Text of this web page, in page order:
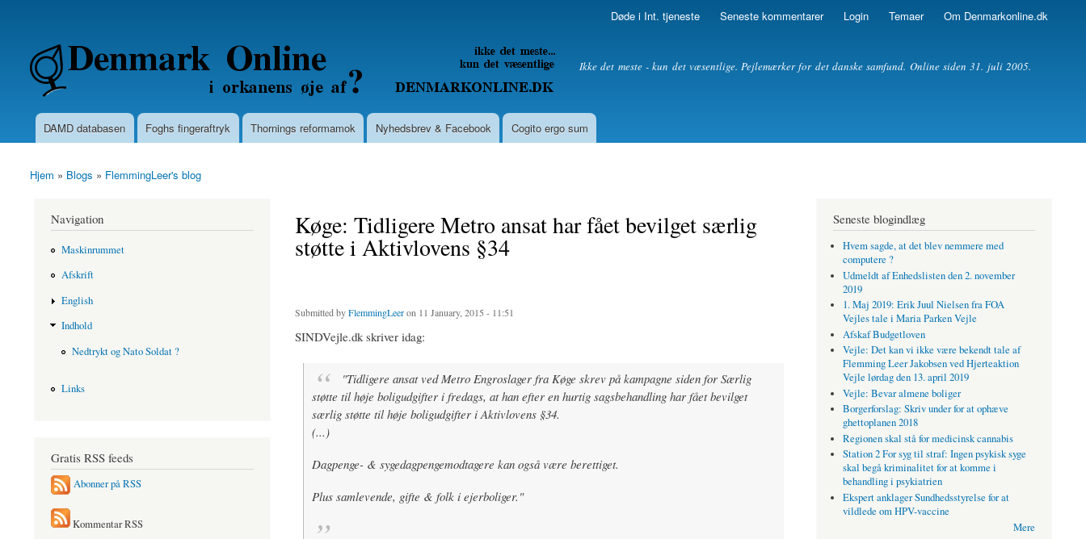
content
Døde i Int. tjeneste Seneste kommentarer Login Temaer Om Denmarkonline.dk
Denmarkonline.dk - blognyheder om politik Ikke det meste - kun det væsentlige. Pejlemærker for det danske samfund. Online siden 31. juli 2005.
Main menu
DAMD databasen Foghs fingeraftryk Thornings reformamok Nyhedsbrev & Facebook Cogito ergo sum
You are here
Hjem » Blogs » FlemmingLeer's blog
Køge: Tidligere Metro ansat har fået bevilget særlig
støtte i Aktivlovens §34
Submitted byFlemmingLeeron 11 January, 2015 - 11:51
SINDVejle.dk skriver idag:
"Tidligere ansat ved Metro Engroslager fra Køge skrev på kampagne siden for Særlig
støtte til høje boligudgifter i fredags, at han efter en hurtig sagsbehandling har fået bevilget
særlig støtte til høje boligudgifter i Aktivlovens §34.
(...)
Dagpenge- & sygedagpengemodtagere kan også være berettiget.
Plus samlevende, gifte & folk i ejerboliger."
Navigation
Maskinrummet
Afskrift
English
Indhold
Nedtrykt og Nato Soldat ?
Links
Gratis RSS feeds
Abonner på RSS
Kommentar RSS
Seneste blogindlæg
Hvem sagde, at det blev nemmere med
computere ?
Udmeldt af Enhedslisten den 2. november
2019
1. Maj 2019: Erik Juul Nielsen fra FOA
Vejles tale i Maria Parken Vejle
Afskaf Budgetloven
Vejle: Det kan vi ikke være bekendt tale af
Flemming Leer Jakobsen ved Hjerteaktion
Vejle lørdag den 13. april 2019
Vejle: Bevar almene boliger
Borgerforslag: Skriv under for at ophæve
ghettoplanen 2018
Regionen skal stå for medicinsk cannabis
Station 2 For syg til straf: Ingen psykisk syge
skal begå kriminalitet for at komme i
behandling i psykiatrien
Ekspert anklager Sundhedsstyrelse for at
vildlede om HPV-vaccine
Mere